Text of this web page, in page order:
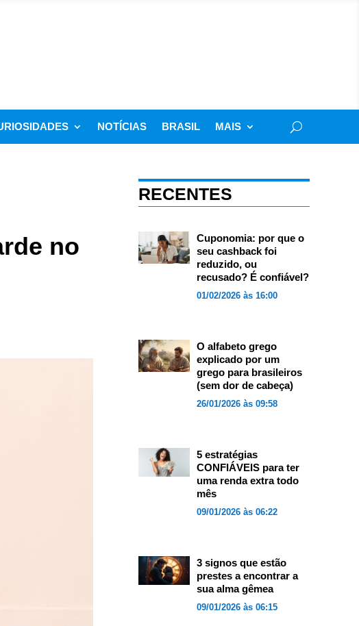
NOTÍCIAS BRASIL MAIS
no
RECENTES
Cuponomia: por que o
seu cashback foi
reduzido, ou
recusado? É confiável?
01/02/2026 às 16:00
O alfabeto grego
explicado por um
grego para brasileiros
(sem dor de cabeça)
26/01/2026 às 09:58
5 estratégias
CONFIÁVEIS para ter
uma renda extra todo
mês
09/01/2026 às 06:22
3 signos que estão
prestes a encontrar a
sua alma gêmea
09/01/2026 às 06:15